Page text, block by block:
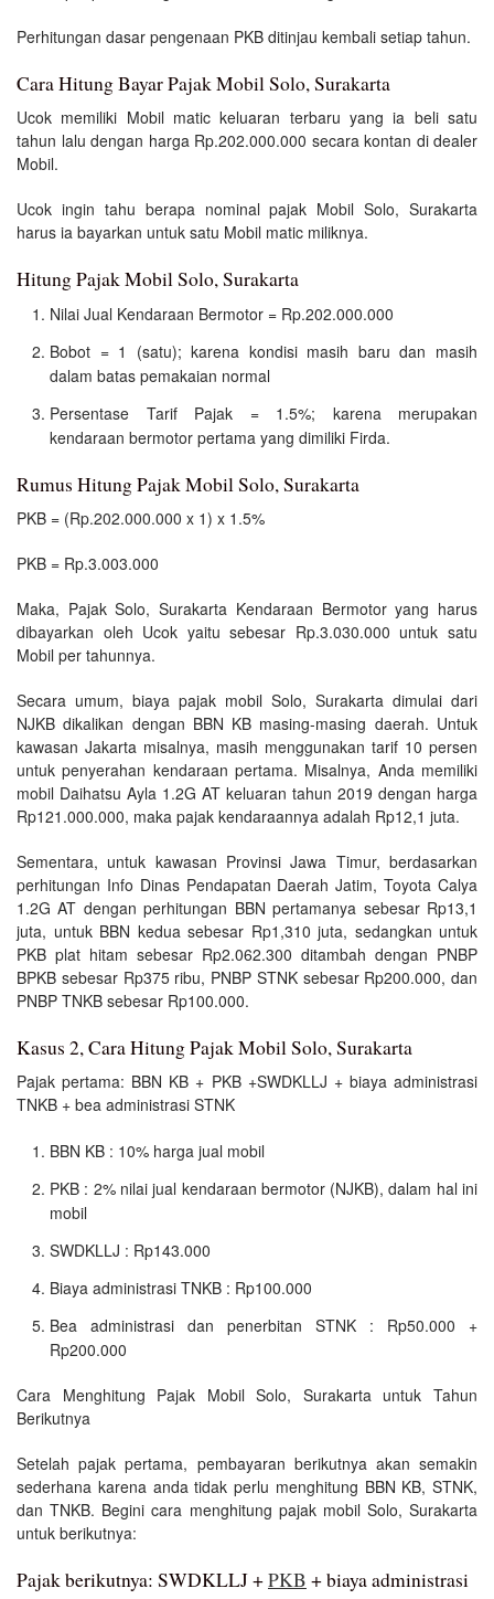
Perhitungan dasar pengenaan PKB ditinjau kembali setiap tahun.
Cara Hitung Bayar Pajak Mobil Solo, Surakarta
Ucok memiliki Mobil matic keluaran terbaru yang ia beli satu
tahun lalu dengan harga Rp.202.000.000 secara kontan di dealer
Mobil.
Ucok ingin tahu berapa nominal pajak Mobil Solo, Surakarta
harus ia bayarkan untuk satu Mobil matic miliknya.
Hitung Pajak Mobil Solo, Surakarta
Nilai Jual Kendaraan Bermotor = Rp.202.000.000
Bobot = 1 (satu); karena kondisi masih baru dan masih
dalam batas pemakaian normal
Persentase Tarif Pajak = 1.5%; karena merupakan
kendaraan bermotor pertama yang dimiliki Firda.
Rumus Hitung Pajak Mobil Solo, Surakarta
PKB = (Rp.202.000.000 x 1) x 1.5%
PKB = Rp.3.003.000
Maka, Pajak Solo, Surakarta Kendaraan Bermotor yang harus
dibayarkan oleh Ucok yaitu sebesar Rp.3.030.000 untuk satu
Mobil per tahunnya.
Secara umum, biaya pajak mobil Solo, Surakarta dimulai dari
NJKB dikalikan dengan BBN KB masing-masing daerah. Untuk
kawasan Jakarta misalnya, masih menggunakan tarif 10 persen
untuk penyerahan kendaraan pertama. Misalnya, Anda memiliki
mobil Daihatsu Ayla 1.2G AT keluaran tahun 2019 dengan harga
Rp121.000.000, maka pajak kendaraannya adalah Rp12,1 juta.
Sementara, untuk kawasan Provinsi Jawa Timur, berdasarkan
perhitungan Info Dinas Pendapatan Daerah Jatim, Toyota Calya
1.2G AT dengan perhitungan BBN pertamanya sebesar Rp13,1
juta, untuk BBN kedua sebesar Rp1,310 juta, sedangkan untuk
PKB plat hitam sebesar Rp2.062.300 ditambah dengan PNBP
BPKB sebesar Rp375 ribu, PNBP STNK sebesar Rp200.000, dan
PNBP TNKB sebesar Rp100.000.
Kasus 2, Cara Hitung Pajak Mobil Solo, Surakarta
Pajak pertama: BBN KB + PKB +SWDKLLJ + biaya administrasi
TNKB + bea administrasi STNK
BBN KB : 10% harga jual mobil
PKB : 2% nilai jual kendaraan bermotor (NJKB), dalam hal ini
mobil
SWDKLLJ : Rp143.000
Biaya administrasi TNKB : Rp100.000
Bea administrasi dan penerbitan STNK : Rp50.000 +
Rp200.000
Cara Menghitung Pajak Mobil Solo, Surakarta untuk Tahun
Berikutnya
Setelah pajak pertama, pembayaran berikutnya akan semakin
sederhana karena anda tidak perlu menghitung BBN KB, STNK,
dan TNKB. Begini cara menghitung pajak mobil Solo, Surakarta
untuk berikutnya:
Pajak berikutnya: SWDKLLJ +PKB + biaya administrasi